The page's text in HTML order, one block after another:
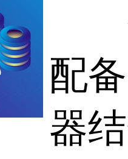
香
配
器